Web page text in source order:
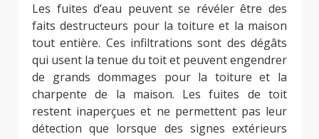
Les fuites d’eau peuvent se révéler être des
faits destructeurs pour la toiture et la maison
tout entière. Ces infiltrations sont des dégâts
qui usent la tenue du toit et peuvent engendrer
de grands dommages pour la toiture et la
charpente de la maison. Les fuites de toit
restent inaperçues et ne permettent pas leur
détection que lorsque des signes extérieurs